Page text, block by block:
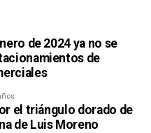
de 2024 ya no se
de
el triángulo dorado de
de Luis Moreno